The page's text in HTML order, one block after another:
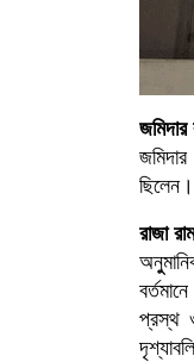
জমিদার
ছিলেন।
রাজা
প্রস্থ